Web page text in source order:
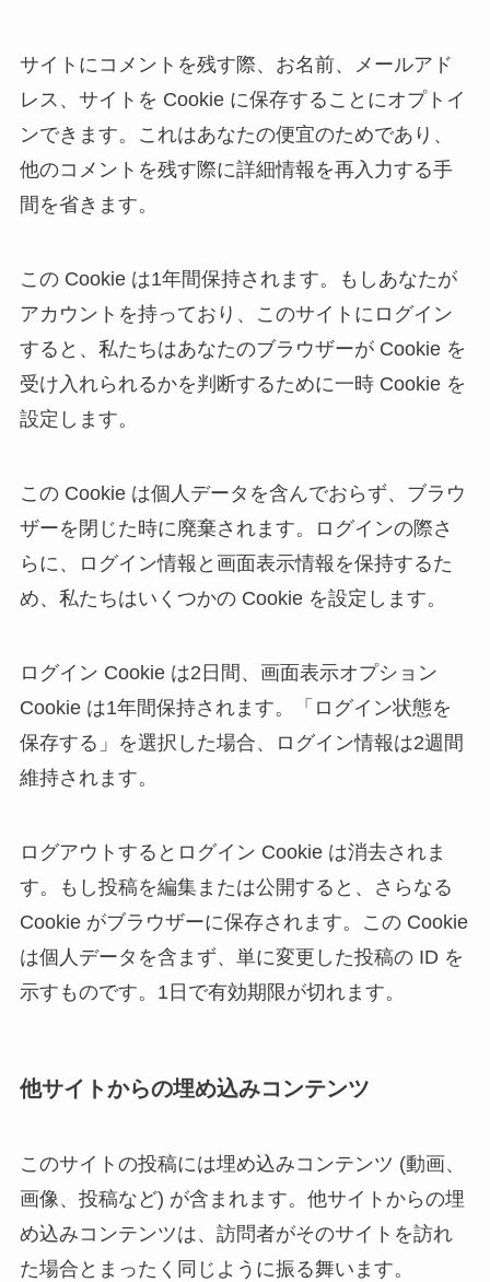
サイトにコメントを残す際、お名前、メールアド
レス、サイトを Cookie に保存することにオプトイ
ンできます。これはあなたの便宜のためであり、
他のコメントを残す際に詳細情報を再入力する手
間を省きます。
この Cookie は1年間保持されます。もしあなたが
アカウントを持っており、このサイトにログイン
すると、私たちはあなたのブラウザーが Cookie を
受け入れられるかを判断するために一時 Cookie を
設定します。
この Cookie は個人データを含んでおらず、ブラウ
ザーを閉じた時に廃棄されます。ログインの際さ
らに、ログイン情報と画面表示情報を保持するた
め、私たちはいくつかの Cookie を設定します。
ログイン Cookie は2日間、画面表示オプション
Cookie は1年間保持されます。「ログイン状態を
保存する」を選択した場合、ログイン情報は2週間
維持されます。
ログアウトするとログイン Cookie は消去されま
す。もし投稿を編集または公開すると、さらなる
Cookie がブラウザーに保存されます。この Cookie
は個人データを含まず、単に変更した投稿の ID を
示すものです。1日で有効期限が切れます。
他サイトからの埋め込みコンテンツ
このサイトの投稿には埋め込みコンテンツ (動画、
画像、投稿など) が含まれます。他サイトからの埋
め込みコンテンツは、訪問者がそのサイトを訪れ
た場合とまったく同じように振る舞います。